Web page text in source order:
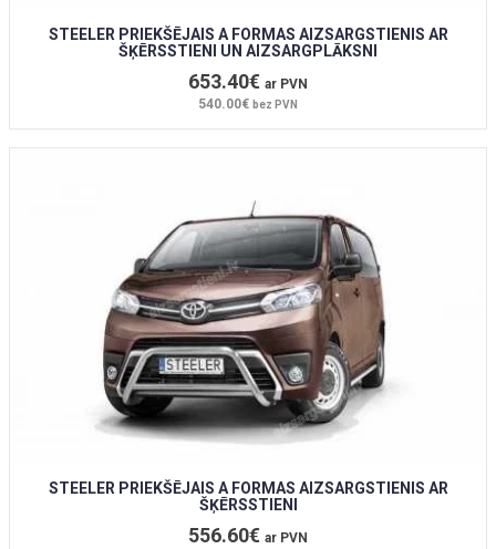
STEELER PRIEKŠĒJAIS A FORMAS AIZSARGSTIENIS AR
ŠĶĒRSSTIENI UN AIZSARGPLĀKSNI
653.40€ ar PVN
540.00€ bez PVN
STEELER PRIEKŠĒJAIS A FORMAS AIZSARGSTIENIS AR
ŠĶĒRSSTIENI
556.60€ ar PVN